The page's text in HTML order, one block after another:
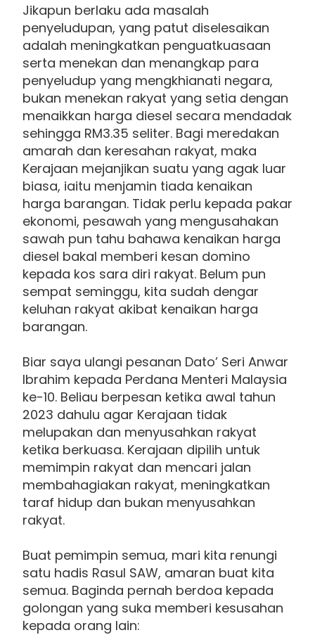
Jikapun berlaku ada masalah
penyeludupan, yang patut diselesaikan
adalah meningkatkan penguatkuasaan
serta menekan dan menangkap para
penyeludup yang mengkhianati negara,
bukan menekan rakyat yang setia dengan
menaikkan harga diesel secara mendadak
sehingga RM3.35 seliter. Bagi meredakan
amarah dan keresahan rakyat, maka
Kerajaan mejanjikan suatu yang agak luar
biasa, iaitu menjamin tiada kenaikan
harga barangan. Tidak perlu kepada pakar
ekonomi, pesawah yang mengusahakan
sawah pun tahu bahawa kenaikan harga
diesel bakal memberi kesan domino
kepada kos sara diri rakyat. Belum pun
sempat seminggu, kita sudah dengar
keluhan rakyat akibat kenaikan harga
barangan.
Biar saya ulangi pesanan Dato’ Seri Anwar
Ibrahim kepada Perdana Menteri Malaysia
ke-10. Beliau berpesan ketika awal tahun
2023 dahulu agar Kerajaan tidak
melupakan dan menyusahkan rakyat
ketika berkuasa. Kerajaan dipilih untuk
memimpin rakyat dan mencari jalan
membahagiakan rakyat, meningkatkan
taraf hidup dan bukan menyusahkan
rakyat.
Buat pemimpin semua, mari kita renungi
satu hadis Rasul SAW, amaran buat kita
semua. Baginda pernah berdoa kepada
golongan yang suka memberi kesusahan
kepada orang lain: